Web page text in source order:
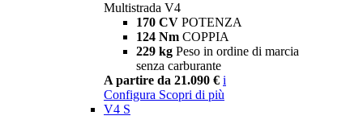
Multistrada V4
170 CV POTENZA
124 Nm COPPIA
229 kg Peso in ordine di marcia
senza carburante
A partire da 21.090 € i
Configura Scopri di più
V4 S